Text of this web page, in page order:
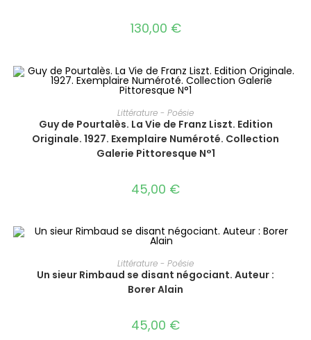
130,00 €
AJOUTER AU PANIER
Littérature - Poésie
Guy de Pourtalès. La Vie de Franz Liszt. Edition
Originale. 1927. Exemplaire Numéroté. Collection
Galerie Pittoresque N°1
45,00 €
AJOUTER AU PANIER
Littérature - Poésie
Un sieur Rimbaud se disant négociant. Auteur :
Borer Alain
45,00 €